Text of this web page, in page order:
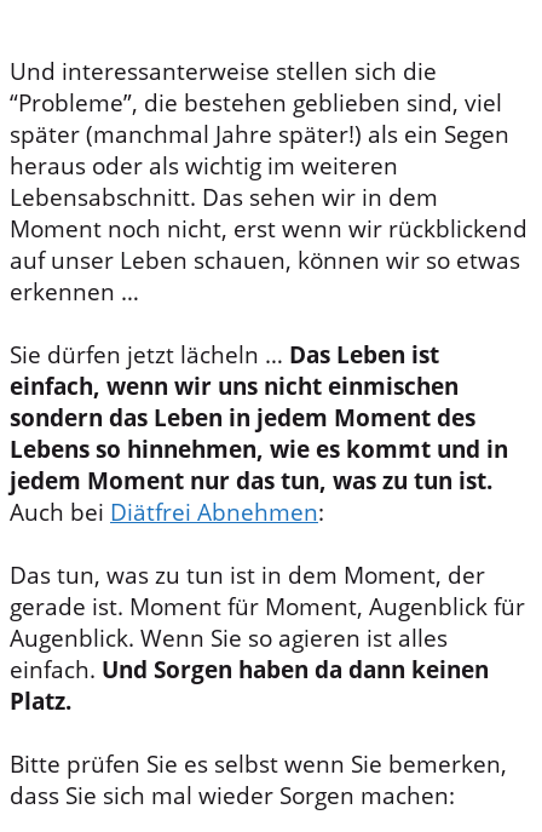
Und interessanterweise stellen sich die
“Probleme”, die bestehen geblieben sind, viel
später (manchmal Jahre später!) als ein Segen
heraus oder als wichtig im weiteren
Lebensabschnitt. Das sehen wir in dem
Moment noch nicht, erst wenn wir rückblickend
auf unser Leben schauen, können wir so etwas
erkennen …
Sie dürfen jetzt lächeln … Das Leben ist
einfach, wenn wir uns nicht einmischen
sondern das Leben in jedem Moment des
Lebens so hinnehmen, wie es kommt und in
jedem Moment nur das tun, was zu tun ist.
Auch bei Diätfrei Abnehmen:
Das tun, was zu tun ist in dem Moment, der
gerade ist. Moment für Moment, Augenblick für
Augenblick. Wenn Sie so agieren ist alles
einfach. Und Sorgen haben da dann keinen
Platz.
Bitte prüfen Sie es selbst wenn Sie bemerken,
dass Sie sich mal wieder Sorgen machen: